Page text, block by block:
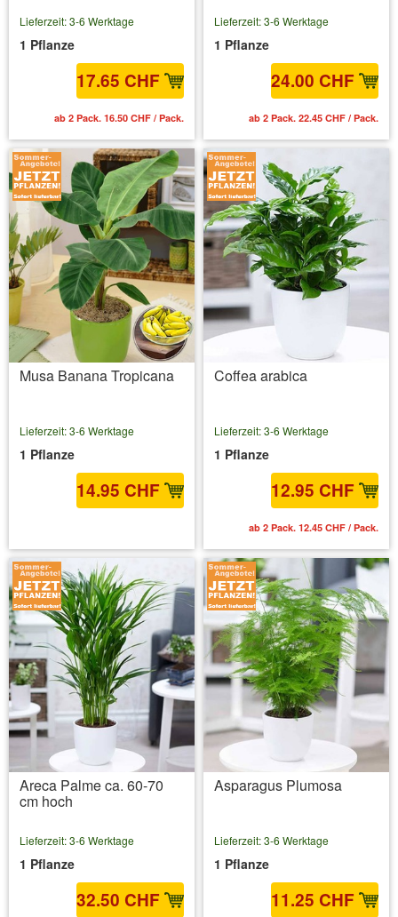
Lieferzeit: 3-6 Werktage
1 Pflanze
17.65 CHF
ab 2 Pack. 16.50 CHF / Pack.
Lieferzeit: 3-6 Werktage
1 Pflanze
24.00 CHF
ab 2 Pack. 22.45 CHF / Pack.
Musa Banana Tropicana
Lieferzeit: 3-6 Werktage
1 Pflanze
14.95 CHF
Coffea arabica
Lieferzeit: 3-6 Werktage
1 Pflanze
12.95 CHF
ab 2 Pack. 12.45 CHF / Pack.
Areca Palme ca. 60-70
cm hoch
Lieferzeit: 3-6 Werktage
1 Pflanze
32.50 CHF
Asparagus Plumosa
Lieferzeit: 3-6 Werktage
1 Pflanze
11.25 CHF